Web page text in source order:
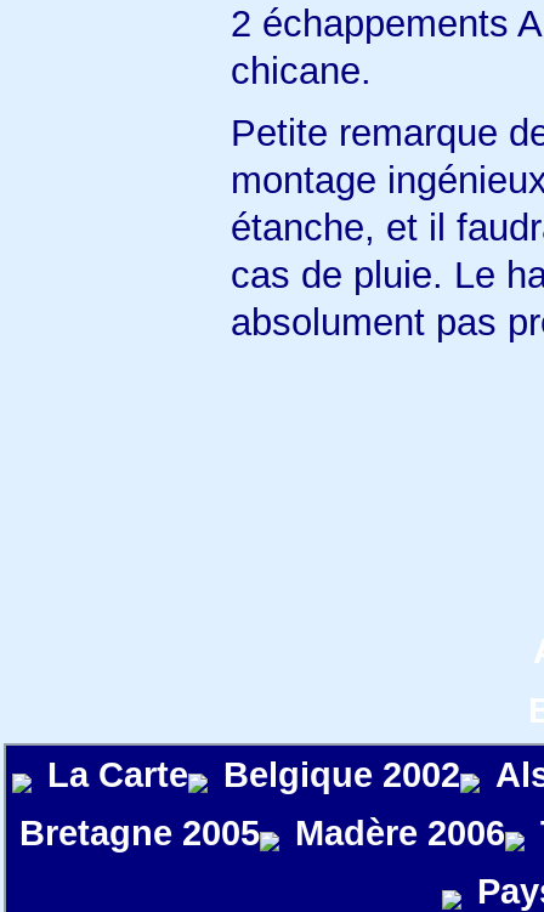
2 échappements
chicane.
Petite remarque
montage
étanche, et il
cas de pluie. Le
absolument pas
La Carte
Belgique 2002
Bretagne 2005
Madère 2006